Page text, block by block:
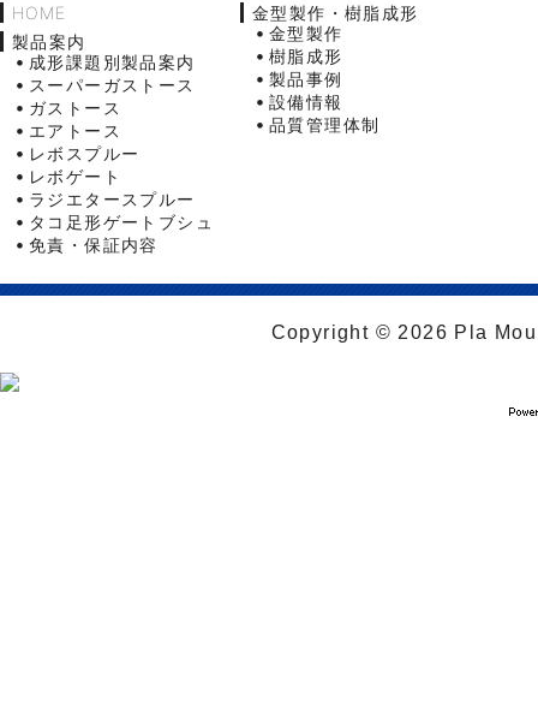
HOME
製品案内
成形課題別製品案内
スーパーガストース
ガストース
エアトース
レボスプルー
レボゲート
ラジエタースプルー
タコ足形ゲートブシュ
免責・保証内容
金型製作・樹脂成形
金型製作
樹脂成形
製品事例
設備情報
品質管理体制
Copyright © 2026 Pla